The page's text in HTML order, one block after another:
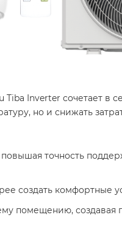
Inverter сочетает в
но и снижать
точность
создать комфортные
помещению, создавая